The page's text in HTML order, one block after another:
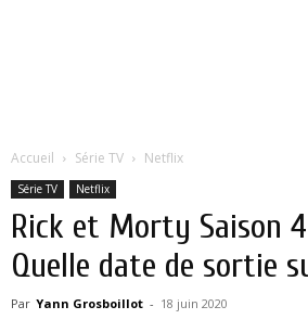
Accueil Série TV Netflix
Série TV Netflix
Rick et Morty Saison
Quelle date de sortie
Par Yann Grosboillot - 18 juin 2020